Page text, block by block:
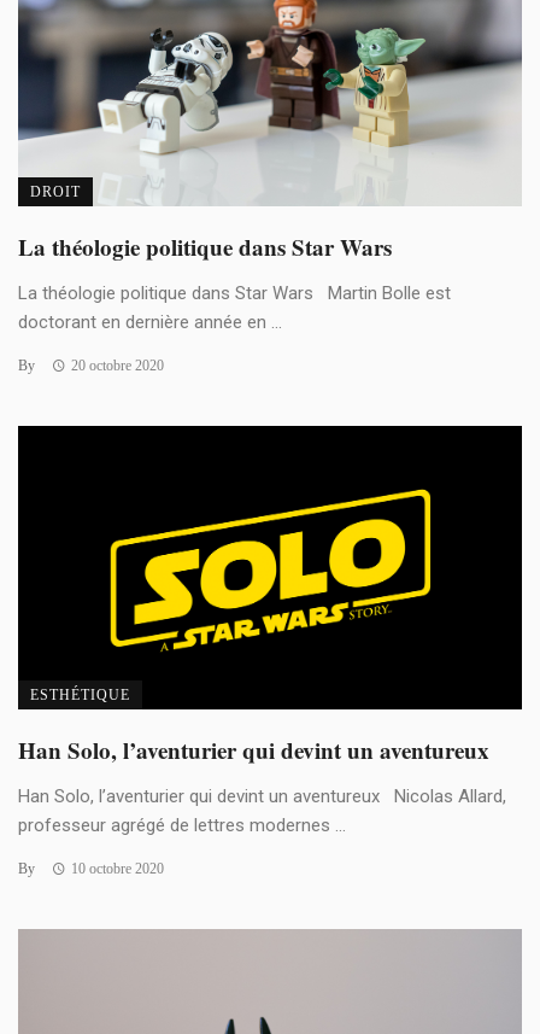
DROIT
La théologie politique dans Star Wars
La théologie politique dans Star Wars Martin Bolle est
doctorant en dernière année en ...
By 20 octobre 2020
ESTHÉTIQUE
Han Solo, l’aventurier qui devint un aventureux
Han Solo, l’aventurier qui devint un aventureux Nicolas Allard,
professeur agrégé de lettres modernes ...
By 10 octobre 2020